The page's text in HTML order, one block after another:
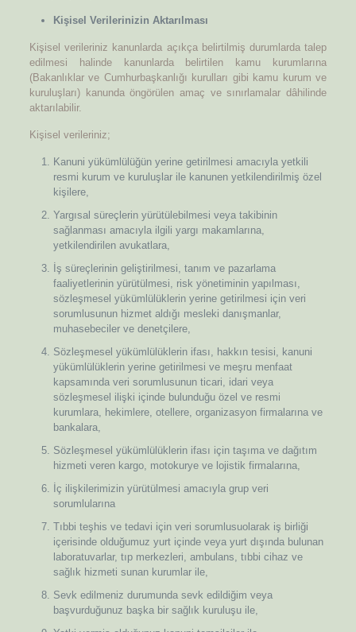
Kişisel Verilerinizin Aktarılması
Kişisel verileriniz kanunlarda açıkça belirtilmiş durumlarda talep
edilmesi halinde kanunlarda belirtilen kamu kurumlarına
(Bakanlıklar ve Cumhurbaşkanlığı kurulları gibi kamu kurum ve
kuruluşları) kanunda öngörülen amaç ve sınırlamalar dâhilinde
aktarılabilir.
Kişisel verileriniz;
Kanuni yükümlülüğün yerine getirilmesi amacıyla yetkili
resmi kurum ve kuruluşlar ile kanunen yetkilendirilmiş özel
kişilere,
Yargısal süreçlerin yürütülebilmesi veya takibinin
sağlanması amacıyla ilgili yargı makamlarına,
yetkilendirilen avukatlara,
İş süreçlerinin geliştirilmesi, tanım ve pazarlama
faaliyetlerinin yürütülmesi, risk yönetiminin yapılması,
sözleşmesel yükümlülüklerin yerine getirilmesi için veri
sorumlusunun hizmet aldığı mesleki danışmanlar,
muhasebeciler ve denetçilere,
Sözleşmesel yükümlülüklerin ifası, hakkın tesisi, kanuni
yükümlülüklerin yerine getirilmesi ve meşru menfaat
kapsamında veri sorumlusunun ticari, idari veya
sözleşmesel ilişki içinde bulunduğu özel ve resmi
kurumlara, hekimlere, otellere, organizasyon firmalarına ve
bankalara,
Sözleşmesel yükümlülüklerin ifası için taşıma ve dağıtım
hizmeti veren kargo, motokurye ve lojistik firmalarına,
İç ilişkilerimizin yürütülmesi amacıyla grup veri
sorumlularına
Tıbbi teşhis ve tedavi için veri sorumlusuolarak iş birliği
içerisinde olduğumuz yurt içinde veya yurt dışında bulunan
laboratuvarlar, tıp merkezleri, ambulans, tıbbi cihaz ve
sağlık hizmeti sunan kurumlar ile,
Sevk edilmeniz durumunda sevk edildiğim veya
başvurduğunuz başka bir sağlık kuruluşu ile,